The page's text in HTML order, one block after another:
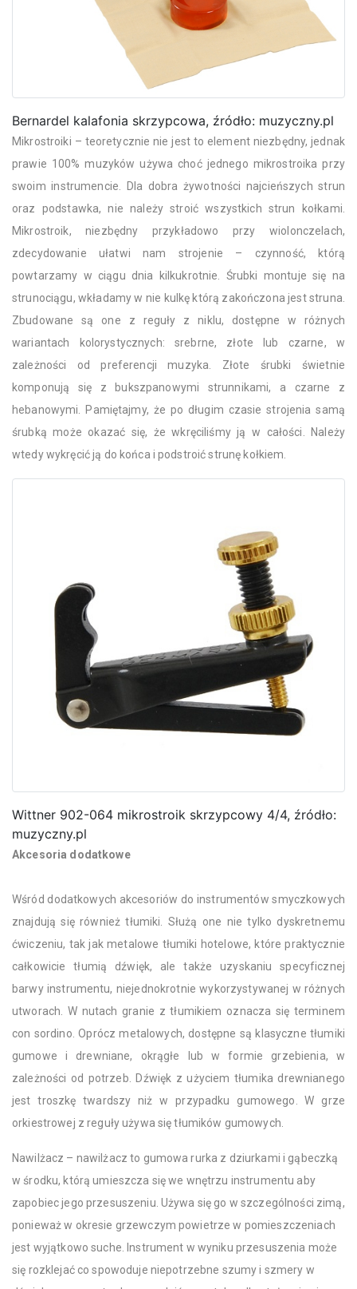
Bernardel kalafonia skrzypcowa, źródło: muzyczny.pl
Mikrostroiki – teoretycznie nie jest to element niezbędny, jednak
prawie 100% muzyków używa choć jednego mikrostroika przy
swoim instrumencie. Dla dobra żywotności najcieńszych strun
oraz podstawka, nie należy stroić wszystkich strun kołkami.
Mikrostroik, niezbędny przykładowo przy wiolonczelach,
zdecydowanie ułatwi nam strojenie – czynność, którą
powtarzamy w ciągu dnia kilkukrotnie. Śrubki montuje się na
strunociągu, wkładamy w nie kulkę którą zakończona jest struna.
Zbudowane są one z reguły z niklu, dostępne w różnych
wariantach kolorystycznych: srebrne, złote lub czarne, w
zależności od preferencji muzyka. Złote śrubki świetnie
komponują się z bukszpanowymi strunnikami, a czarne z
hebanowymi. Pamiętajmy, że po długim czasie strojenia samą
śrubką może okazać się, że wkręciliśmy ją w całości. Należy
wtedy wykręcić ją do końca i podstroić strunę kołkiem.
Wittner 902-064 mikrostroik skrzypcowy 4/4, źródło:
muzyczny.pl
Akcesoria dodatkowe
Wśród dodatkowych akcesoriów do instrumentów smyczkowych
znajdują się również tłumiki. Służą one nie tylko dyskretnemu
ćwiczeniu, tak jak metalowe tłumiki hotelowe, które praktycznie
całkowicie tłumią dźwięk, ale także uzyskaniu specyficznej
barwy instrumentu, niejednokrotnie wykorzystywanej w różnych
utworach. W nutach granie z tłumikiem oznacza się terminem
con sordino. Oprócz metalowych, dostępne są klasyczne tłumiki
gumowe i drewniane, okrągłe lub w formie grzebienia, w
zależności od potrzeb. Dźwięk z użyciem tłumika drewnianego
jest troszkę twardszy niż w przypadku gumowego. W grze
orkiestrowej z reguły używa się tłumików gumowych.
Nawilżacz – nawilżacz to gumowa rurka z dziurkami i gąbeczką
w środku, którą umieszcza się we wnętrzu instrumentu aby
zapobiec jego przesuszeniu. Używa się go w szczególności zimą,
ponieważ w okresie grzewczym powietrze w pomieszczeniach
jest wyjątkowo suche. Instrument w wyniku przesuszenia może
się rozklejać co spowoduje niepotrzebne szumy i szmery w